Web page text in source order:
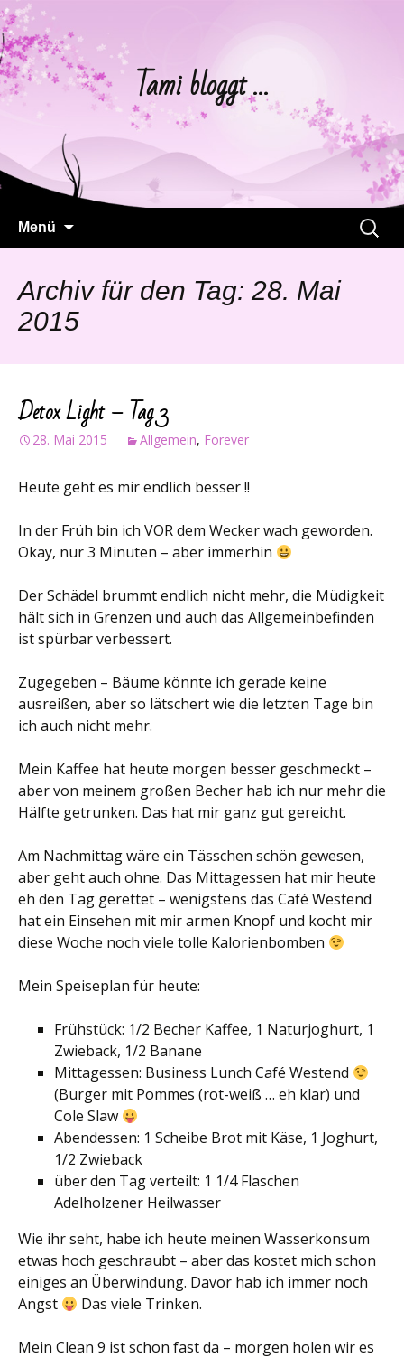
Tami bloggt …
Menü
Suchen
nach:
Archiv für den Tag: 28. Mai
2015
Detox Light – Tag 3
28. Mai 2015 Allgemein, Forever
Heute geht es mir endlich besser !!
In der Früh bin ich VOR dem Wecker wach geworden.
Okay, nur 3 Minuten – aber immerhin
Der Schädel brummt endlich nicht mehr, die Müdigkeit
hält sich in Grenzen und auch das Allgemeinbefinden
ist spürbar verbessert.
Zugegeben – Bäume könnte ich gerade keine
ausreißen, aber so lätschert wie die letzten Tage bin
ich auch nicht mehr.
Mein Kaffee hat heute morgen besser geschmeckt –
aber von meinem großen Becher hab ich nur mehr die
Hälfte getrunken. Das hat mir ganz gut gereicht.
Am Nachmittag wäre ein Tässchen schön gewesen,
aber geht auch ohne. Das Mittagessen hat mir heute
eh den Tag gerettet – wenigstens das Café Westend
hat ein Einsehen mit mir armen Knopf und kocht mir
diese Woche noch viele tolle Kalorienbomben
Mein Speiseplan für heute:
Frühstück: 1/2 Becher Kaffee, 1 Naturjoghurt, 1
Zwieback, 1/2 Banane
Mittagessen: Business Lunch Café Westend
(Burger mit Pommes (rot-weiß … eh klar) und
Cole Slaw
Abendessen: 1 Scheibe Brot mit Käse, 1 Joghurt,
1/2 Zwieback
über den Tag verteilt: 1 1/4 Flaschen
Adelholzener Heilwasser
Wie ihr seht, habe ich heute meinen Wasserkonsum
etwas hoch geschraubt – aber das kostet mich schon
einiges an Überwindung. Davor hab ich immer noch
Angst
Das viele Trinken.
Mein Clean 9 ist schon fast da – morgen holen wir es